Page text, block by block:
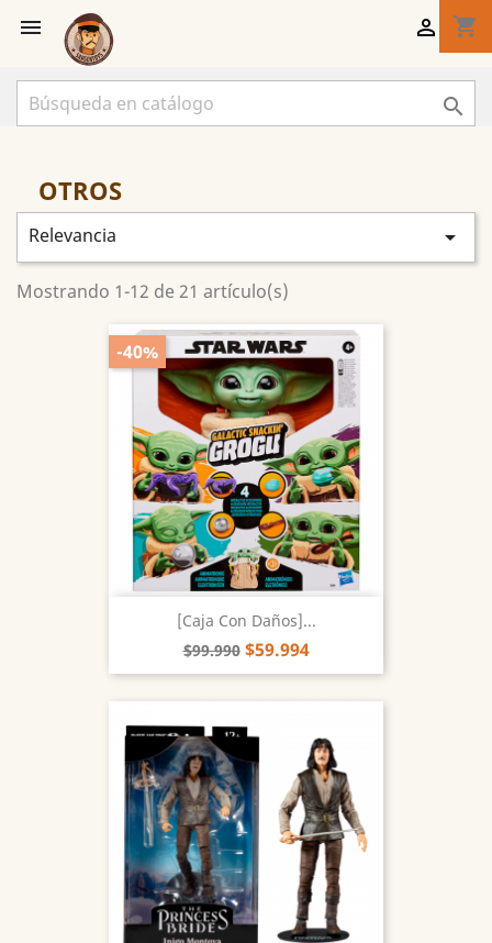
 shopping_cart


OTROS
Relevancia 
Mostrando 1-12 de 21 artículo(s)
[Caja Con Daños]...
$99.990 $59.994
-40%